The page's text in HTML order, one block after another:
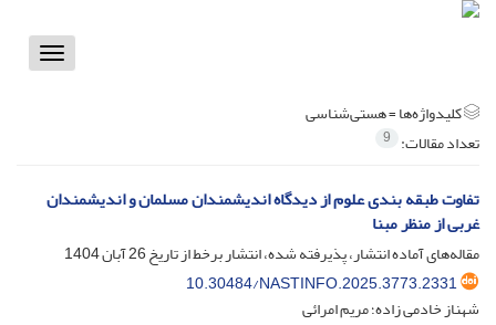
Toggle
کلیدواژه‌ها =هستی‌شناسی
تعداد مقالات: 9
تفاوت طبقه بندی علوم از دیدگاه اندیشمندان مسلمان و اندیشمندان
غربی از منظر مبنا
مقاله‌های آماده انتشار، پذیرفته شده، انتشار برخط از تاریخ26 آبان 1404
10.30484/NASTINFO.2025.3773.2331
شهناز خادمی زاده؛ مریم امرائی